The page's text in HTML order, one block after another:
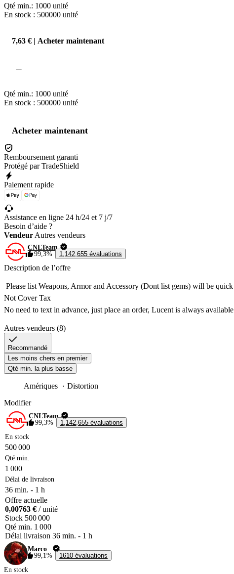
Qté min.: 1000 unité
En stock : 500000 unité
7,63 € | Acheter maintenant
Qté min.: 1000 unité
En stock : 500000 unité
Acheter maintenant
Remboursement garanti
Protégé par TradeShield
Paiement rapide
Assistance en ligne 24 h/24 et 7 j/7
Besoin d’aide ?
Vendeur Autres vendeurs
CNLTeam
99,3%
1,142,655 évaluations
Description de l’offre
Please list Weapons, Armor and Accessory (Dont list gems) will be quick
Not Cover Tax
No need to text in advance, just place an order, Lucent is always available
Autres vendeurs (8)
Recommandé
Les moins chers en premier
Qté min. la plus basse
Amériques
Distortion
Modifier
CNLTeam
99,3%
1,142,655 évaluations
En stock
500 000
Qté min.
1 000
Délai de livraison
36 min. - 1 h
Offre actuelle
0,00763 € / unité
Stock 500 000
Qté min. 1 000
Délai livraison 36 min. - 1 h
Marco_
99,1%
1610 évaluations
En stock